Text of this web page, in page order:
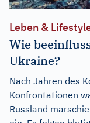
Leben &
Wie
Ukraine?
Nach Jahren des
Konfrontationen
Russland